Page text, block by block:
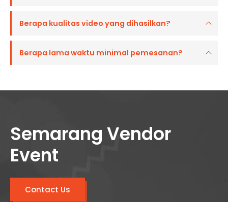
Berapa kualitas video yang dihasilkan?
Berapa lama waktu minimal pemesanan?
Semarang Vendor
Event
Contact Us